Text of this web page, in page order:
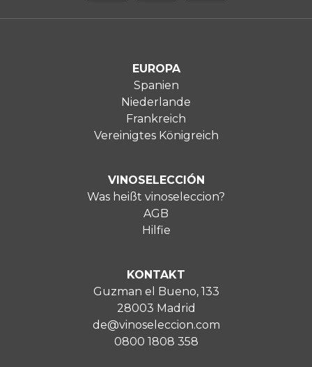
EUROPA
Spanien
Niederlande
Frankreich
Vereinigtes Königreich
VINOSELECCIÓN
Was heißt vinoseleccion?
AGB
Hilfie
KONTAKT
Guzman el Bueno, 133
28003 Madrid
de@vinoseleccion.com
0800 1808 358